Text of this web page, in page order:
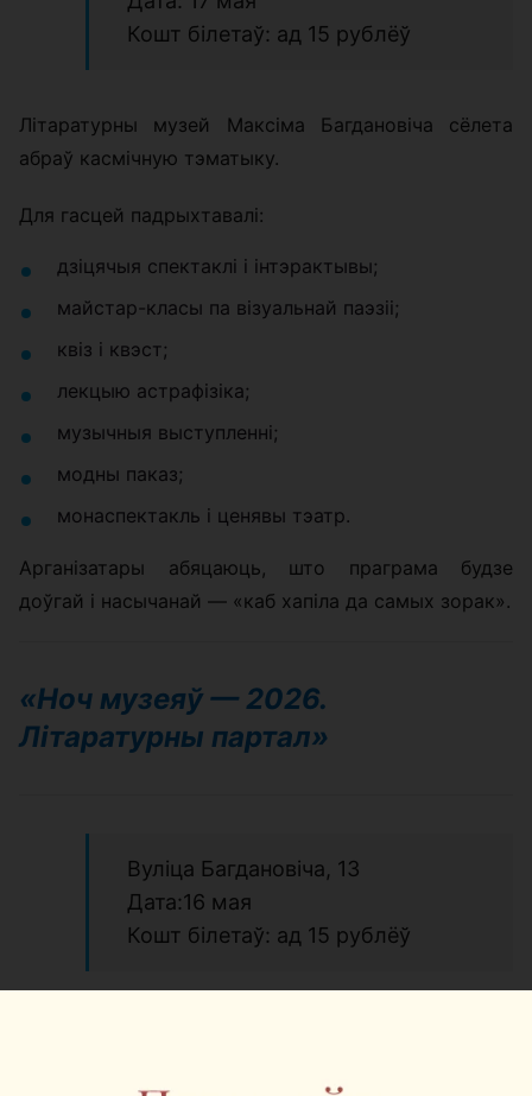
Кошт білетаў: ад 15 рублёў
Літаратурны музей Максіма Багдановіча сёлета
абраў касмічную тэматыку.
Для гасцей падрыхтавалі:
дзіцячыя спектаклі і інтэрактывы;
майстар-класы па візуальнай паэзіі;
квіз і квэст;
лекцыю астрафізіка;
музычныя выступленні;
модны паказ;
монаспектакль і ценявы тэатр.
Арганізатары абяцаюць, што праграма будзе
доўгай і насычанай — «каб хапіла да самых зорак».
«Ноч музеяў — 2026.
Літаратурны партал»
Вуліца Багдановіча, 13
Дата:16 мая
Кошт білетаў: ад 15 рублёў